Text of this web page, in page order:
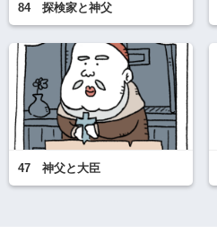
84 探検家と神父
47 神父と大臣